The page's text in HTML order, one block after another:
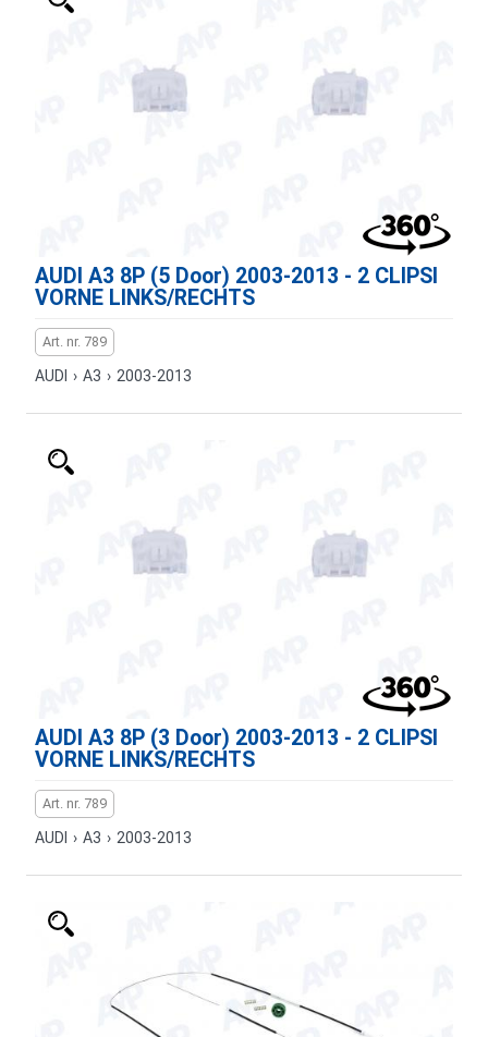
AUDI A3 8P (5 Door) 2003-2013 - 2 CLIPSI
VORNE LINKS/RECHTS
Art. nr. 789
AUDI › A3 › 2003-2013
AUDI A3 8P (3 Door) 2003-2013 - 2 CLIPSI
VORNE LINKS/RECHTS
Art. nr. 789
AUDI › A3 › 2003-2013